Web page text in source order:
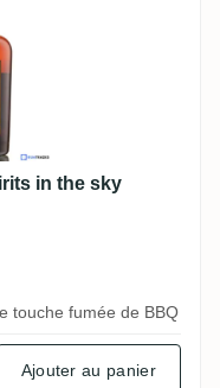
in the sky
touche fumée de BBQ
Ajouter au panier